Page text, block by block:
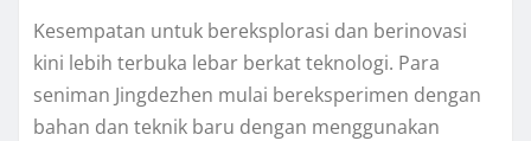
Kesempatan untuk bereksplorasi dan berinovasi
kini lebih terbuka lebar berkat teknologi. Para
seniman Jingdezhen mulai bereksperimen dengan
bahan dan teknik baru dengan menggunakan